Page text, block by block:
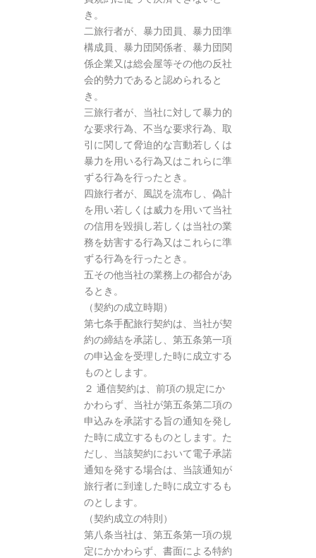
き。
二旅行者が、暴力団員、暴力団準
構成員、暴力団関係者、暴力団関
係企業又は総会屋等その他の反社
会的勢力であると認められると
き。
三旅行者が、当社に対して暴力的
な要求行為、不当な要求行為、取
引に関して脅迫的な言動若しくは
暴力を用いる行為又はこれらに準
ずる行為を行ったとき。
四旅行者が、風説を流布し、偽計
を用い若しくは威力を用いて当社
の信用を毀損し若しくは当社の業
務を妨害する行為又はこれらに準
ずる行為を行ったとき。
五その他当社の業務上の都合があ
るとき。
（契約の成立時期）
第七条手配旅行契約は、当社が契
約の締結を承諾し、第五条第一項
の申込金を受理した時に成立する
ものとします。
２ 通信契約は、前項の規定にか
かわらず、当社が第五条第二項の
申込みを承諾する旨の通知を発し
た時に成立するものとします。た
だし、当該契約において電子承諾
通知を発する場合は、当該通知が
旅行者に到達した時に成立するも
のとします。
（契約成立の特則）
第八条当社は、第五条第一項の規
定にかかわらず、書面による特約